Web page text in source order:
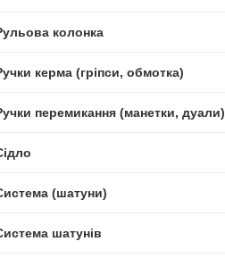
колонка
керма (гріпси, обмотка)
перемикання (манетки, дуали)
(шатуни)
шатунів